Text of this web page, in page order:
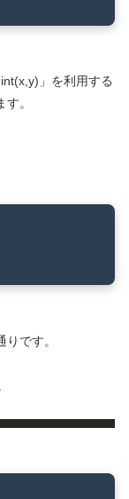
」を利用する
。
です。